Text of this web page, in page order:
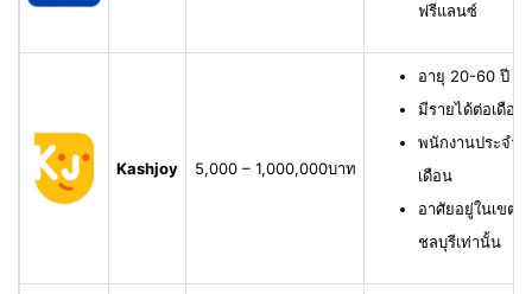
ฟรีแลนซ์
Kashjoy 5,000 – 1,000,000บาท
อายุ 20-60 ปี มี
มีรายได้ต่อเดือ
พนักงานประจำ
เดือน
อาศัยอยู่ในเขต
ชลบุรีเท่านั้น